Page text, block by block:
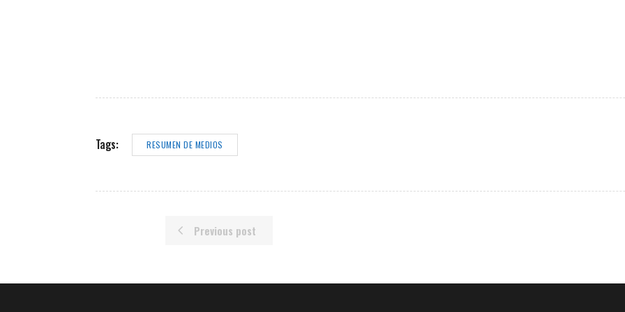
Tags: RESUMEN DE MEDIOS
Previous post